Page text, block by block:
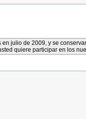
en julio de 2009, y se
quiere participar en los